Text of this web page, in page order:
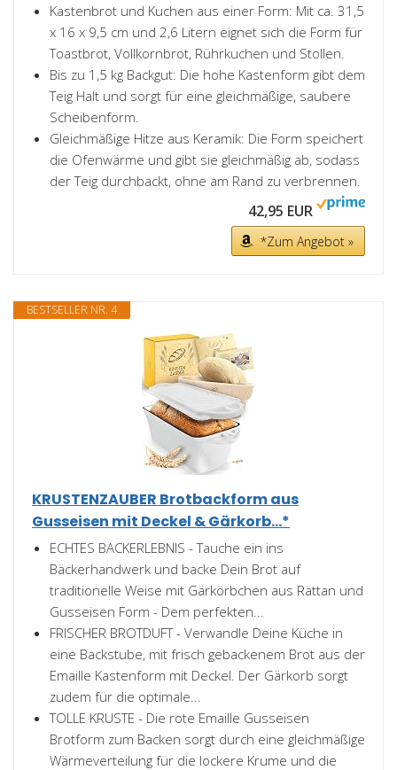
Kastenbrot und Kuchen aus einer Form: Mit ca. 31,5
x 16 x 9,5 cm und 2,6 Litern eignet sich die Form für
Toastbrot, Vollkornbrot, Rührkuchen und Stollen.
Bis zu 1,5 kg Backgut: Die hohe Kastenform gibt dem
Teig Halt und sorgt für eine gleichmäßige, saubere
Scheibenform.
Gleichmäßige Hitze aus Keramik: Die Form speichert
die Ofenwärme und gibt sie gleichmäßig ab, sodass
der Teig durchbackt, ohne am Rand zu verbrennen.
42,95 EUR
*Zum Angebot »
BESTSELLER NR. 4
KRUSTENZAUBER Brotbackform aus
Gusseisen mit Deckel & Gärkorb...*
ECHTES BACKERLEBNIS - Tauche ein ins
Bäckerhandwerk und backe Dein Brot auf
traditionelle Weise mit Gärkörbchen aus Rattan und
Gusseisen Form - Dem perfekten...
FRISCHER BROTDUFT - Verwandle Deine Küche in
eine Backstube, mit frisch gebackenem Brot aus der
Emaille Kastenform mit Deckel. Der Gärkorb sorgt
zudem für die optimale...
TOLLE KRUSTE - Die rote Emaille Gusseisen
Brotform zum Backen sorgt durch eine gleichmäßige
Wärmeverteilung für die lockere Krume und die